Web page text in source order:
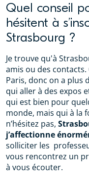
Quel conseil
hésitent à
Strasbourg ?
Je trouve qu'à
amis ou des contacts.
Paris, donc on a plus
qui aller à des expos
qui est bien pour
monde, mais qui à la
n’hésitez pas,
j’affectionne
solliciter les
vous rencontrez un
à vous écouter.